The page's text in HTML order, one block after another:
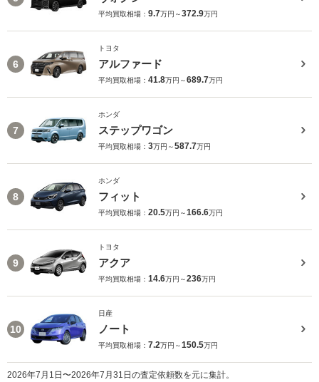
平均買取相場： 9.7万円～372.9万円
6
トヨタ
アルファード
平均買取相場： 41.8万円～689.7万円
7
ホンダ
ステップワゴン
平均買取相場： 3万円～587.7万円
8
ホンダ
フィット
平均買取相場： 20.5万円～166.6万円
9
トヨタ
アクア
平均買取相場： 14.6万円～236万円
10
日産
ノート
平均買取相場： 7.2万円～150.5万円
2026年7月1日〜2026年7月31日の査定依頼数を元に集計。